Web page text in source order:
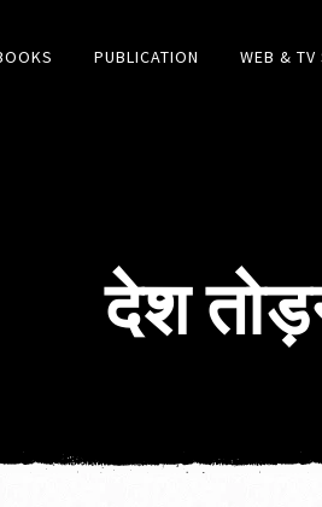
PUBLICATION WEB & TV
देश